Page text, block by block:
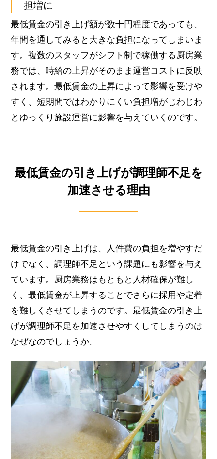
担増に
最低賃金の引き上げ額が数十円程度であっても、
年間を通してみると大きな負担になってしまいま
す。複数のスタッフがシフト制で稼働する厨房業
務では、時給の上昇がそのまま運営コストに反映
されます。最低賃金の上昇によって影響を受けや
すく、短期間ではわかりにくい負担増がじわじわ
とゆっくり施設運営に影響を与えていくのです。
最低賃金の引き上げが調理師不足を
加速させる理由
最低賃金の引き上げは、人件費の負担を増やすだ
けでなく、調理師不足という課題にも影響を与え
ています。厨房業務はもともと人材確保が難し
く、最低賃金が上昇することでさらに採用や定着
を難しくさせてしまうのです。最低賃金の引き上
げが調理師不足を加速させやすくしてしまうのは
なぜなのでしょうか。